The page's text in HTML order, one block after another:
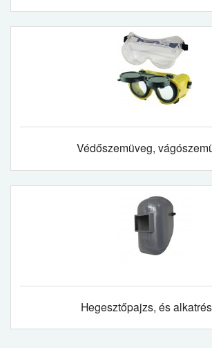
Védőszemüveg,
Hegesztőpajzs, és